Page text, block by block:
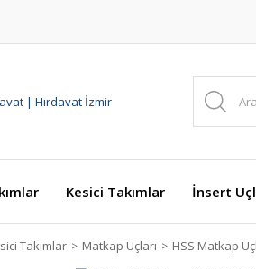
Kesici Takımlar İnsert
Takımlar Matkap Uçları HSS Matkap